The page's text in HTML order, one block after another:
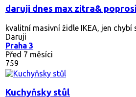
daruji dnes max zitra&
kvalitní masivní židle IKEA, jen chybí
Daruji
Praha 3
Před 7 měsíci
759
Kuchyňsky stůl